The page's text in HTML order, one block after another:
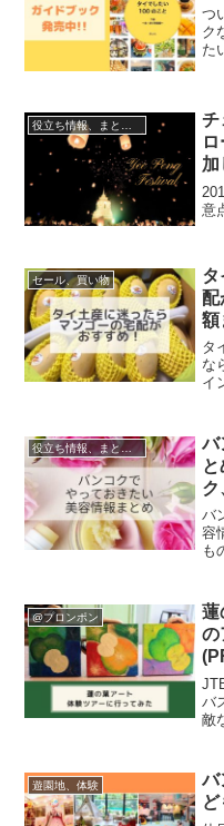
つ
ク
た
チ
加
意
セール、買い物
タ
配
額
タ
な
イ
役立ち情報、まとめ記事
バ
ク
バ
容
も
@プロンポン
蓮
の
バ
敵
遊園地、体験
バ